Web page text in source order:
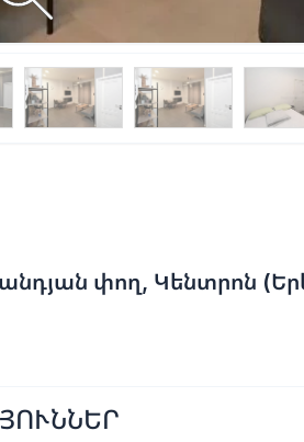
փող, Կենտրոն